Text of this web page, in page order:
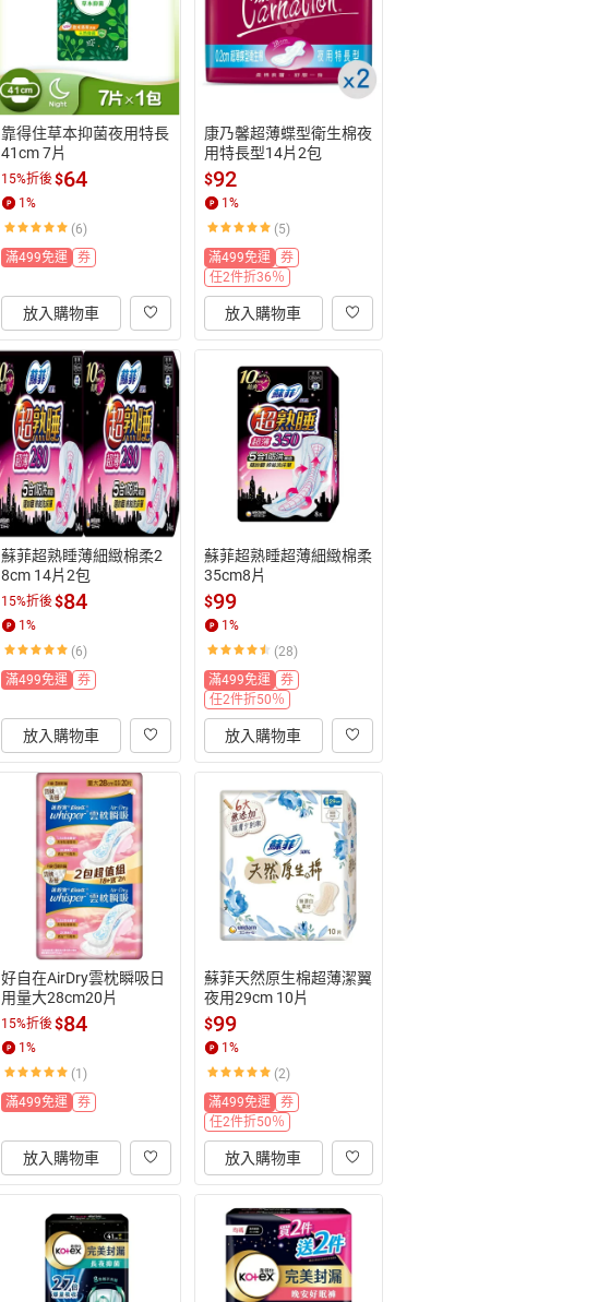
靠得住草本抑菌夜用特長
41cm 7片
15%折後$64
1%
(6)
滿499免運
券
放入購物車
康乃馨超薄蝶型衛生棉夜
用特長型14片2包
$92
1%
(5)
滿499免運
券
任2件折36％
放入購物車
蘇菲超熟睡薄細緻棉柔2
8cm 14片2包
15%折後$84
1%
(6)
滿499免運
券
放入購物車
蘇菲超熟睡超薄細緻棉柔
35cm8片
$99
1%
(28)
滿499免運
券
任2件折50％
放入購物車
好自在AirDry雲枕瞬吸日
用量大28cm20片
15%折後$84
1%
(1)
滿499免運
券
放入購物車
蘇菲天然原生棉超薄潔翼
夜用29cm 10片
$99
1%
(2)
滿499免運
券
任2件折50％
放入購物車